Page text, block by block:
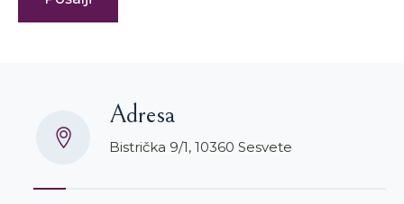
Adresa
Bistrička 9/1, 10360 Sesvete